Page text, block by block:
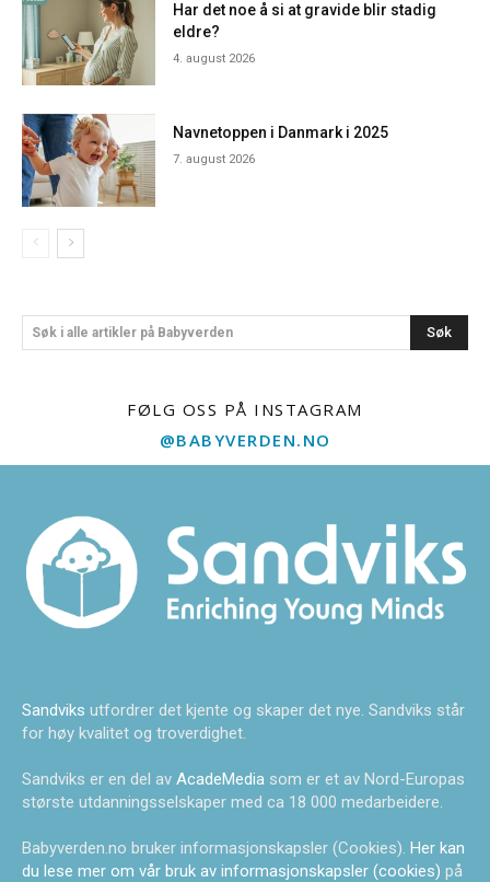
Har det noe å si at gravide blir stadig
eldre?
4. august 2026
Navnetoppen i Danmark i 2025
7. august 2026
Søk i alle artikler på Babyverden Søk
FØLG OSS PÅ INSTAGRAM
@BABYVERDEN.NO
Sandviks utfordrer det kjente og skaper det nye. Sandviks står
for høy kvalitet og troverdighet.
Sandviks er en del av AcadeMedia som er et av Nord-Europas
største utdanningsselskaper med ca 18 000 medarbeidere.
Babyverden.no bruker informasjonskapsler (Cookies). Her kan
du lese mer om vår bruk av informasjonskapsler (cookies) på